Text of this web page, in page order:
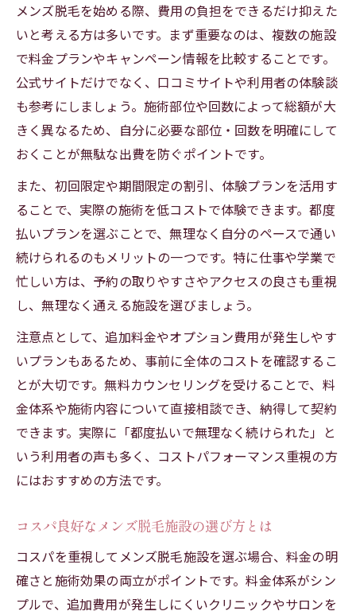
メンズ脱毛を始める際、費用の負担をできるだけ抑えた
いと考える方は多いです。まず重要なのは、複数の施設
で料金プランやキャンペーン情報を比較することです。
公式サイトだけでなく、口コミサイトや利用者の体験談
も参考にしましょう。施術部位や回数によって総額が大
きく異なるため、自分に必要な部位・回数を明確にして
おくことが無駄な出費を防ぐポイントです。
また、初回限定や期間限定の割引、体験プランを活用す
ることで、実際の施術を低コストで体験できます。都度
払いプランを選ぶことで、無理なく自分のペースで通い
続けられるのもメリットの一つです。特に仕事や学業で
忙しい方は、予約の取りやすさやアクセスの良さも重視
し、無理なく通える施設を選びましょう。
注意点として、追加料金やオプション費用が発生しやす
いプランもあるため、事前に全体のコストを確認するこ
とが大切です。無料カウンセリングを受けることで、料
金体系や施術内容について直接相談でき、納得して契約
できます。実際に「都度払いで無理なく続けられた」と
いう利用者の声も多く、コストパフォーマンス重視の方
にはおすすめの方法です。
コスパ良好なメンズ脱毛施設の選び方とは
コスパを重視してメンズ脱毛施設を選ぶ場合、料金の明
確さと施術効果の両立がポイントです。料金体系がシン
プルで、追加費用が発生しにくいクリニックやサロンを